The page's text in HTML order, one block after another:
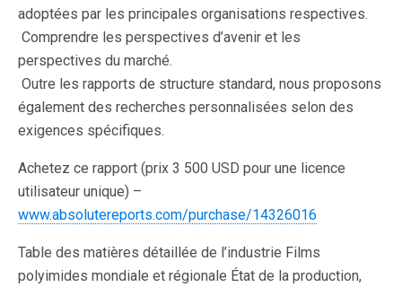
adoptées par les principales organisations respectives.
 Comprendre les perspectives d’avenir et les
perspectives du marché.
 Outre les rapports de structure standard, nous proposons
également des recherches personnalisées selon des
exigences spécifiques.
Achetez ce rapport (prix 3 500 USD pour une licence
utilisateur unique) –
www.absolutereports.com/purchase/14326016
Table des matières détaillée de l’industrie Films
polyimides mondiale et régionale État de la production,